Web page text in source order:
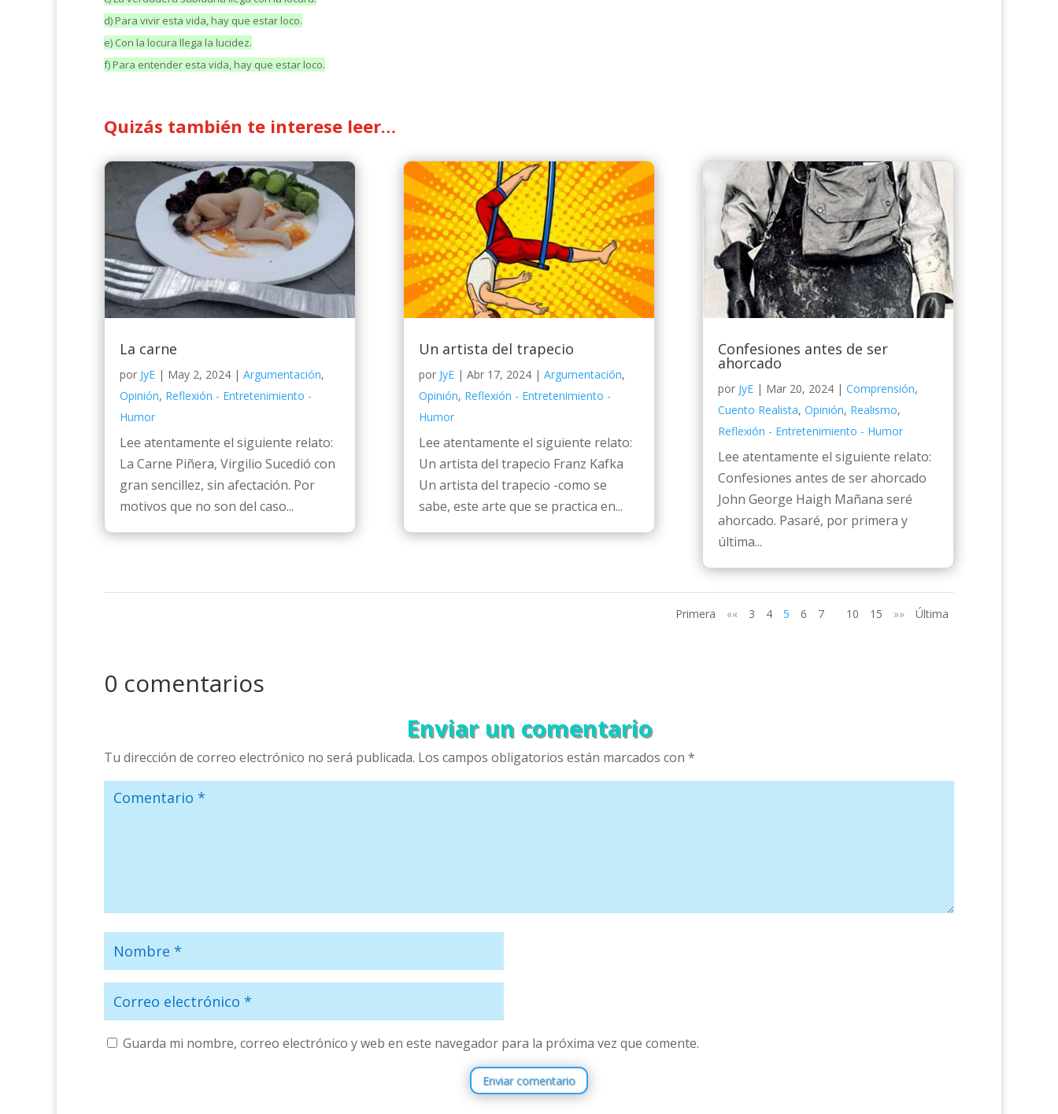
d) Para vivir esta vida, hay que estar loco.
e) Con la locura llega la lucidez.
f) Para entender esta vida, hay que estar loco.
Quizás también te interese leer…
La carne
por JyE | May 2, 2024 | Argumentación,
Opinión, Reflexión - Entretenimiento -
Humor
Lee atentamente el siguiente relato:
La Carne Piñera, Virgilio Sucedió con
gran sencillez, sin afectación. Por
motivos que no son del caso...
Un artista del trapecio
por JyE| Abr 17, 2024| Argumentación,
Opinión, Reflexión - Entretenimiento -
Humor
Lee atentamente el siguiente relato:
Un artista del trapecio Franz Kafka
Un artista del trapecio -como se
sabe, este arte que se practica en...
Confesiones antes de ser
ahorcado
por JyE| Mar 20, 2024| Comprensión,
Cuento Realista, Opinión, Realismo,
Reflexión - Entretenimiento - Humor
Lee atentamente el siguiente relato:
Confesiones antes de ser ahorcado
John George Haigh Mañana seré
ahorcado. Pasaré, por primera y
última...
Primera «« 3 4 5 6 7 10 15 »» Última
0 comentarios
Enviar un comentario
Tu dirección de correo electrónico no será publicada. Los campos obligatorios están marcados con *
Guarda mi nombre, correo electrónico y web en este navegador para la próxima vez que comente.
Enviar comentario